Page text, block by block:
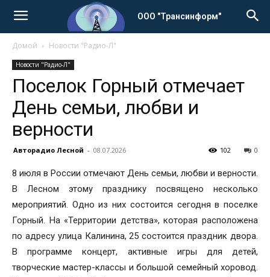
ООО "Трансинформ"
Домой Новости "Радио-Л"
Новости "Радио-Л"
Поселок Горный отмечает
День семьи, любви и
верности
Авторадио Лесной - 08.07.2026 0
102
8 июля в России отмечают День семьи, любви и верности.
В Лесном этому празднику посвящено несколько
мероприятий. Одно из них состоится сегодня в поселке
Горный. На «Территории детства», которая расположена
по адресу улица Калинина, 25 состоится праздник двора.
В программе концерт, активные игры для детей,
творческие мастер-классы и большой семейный хоровод.